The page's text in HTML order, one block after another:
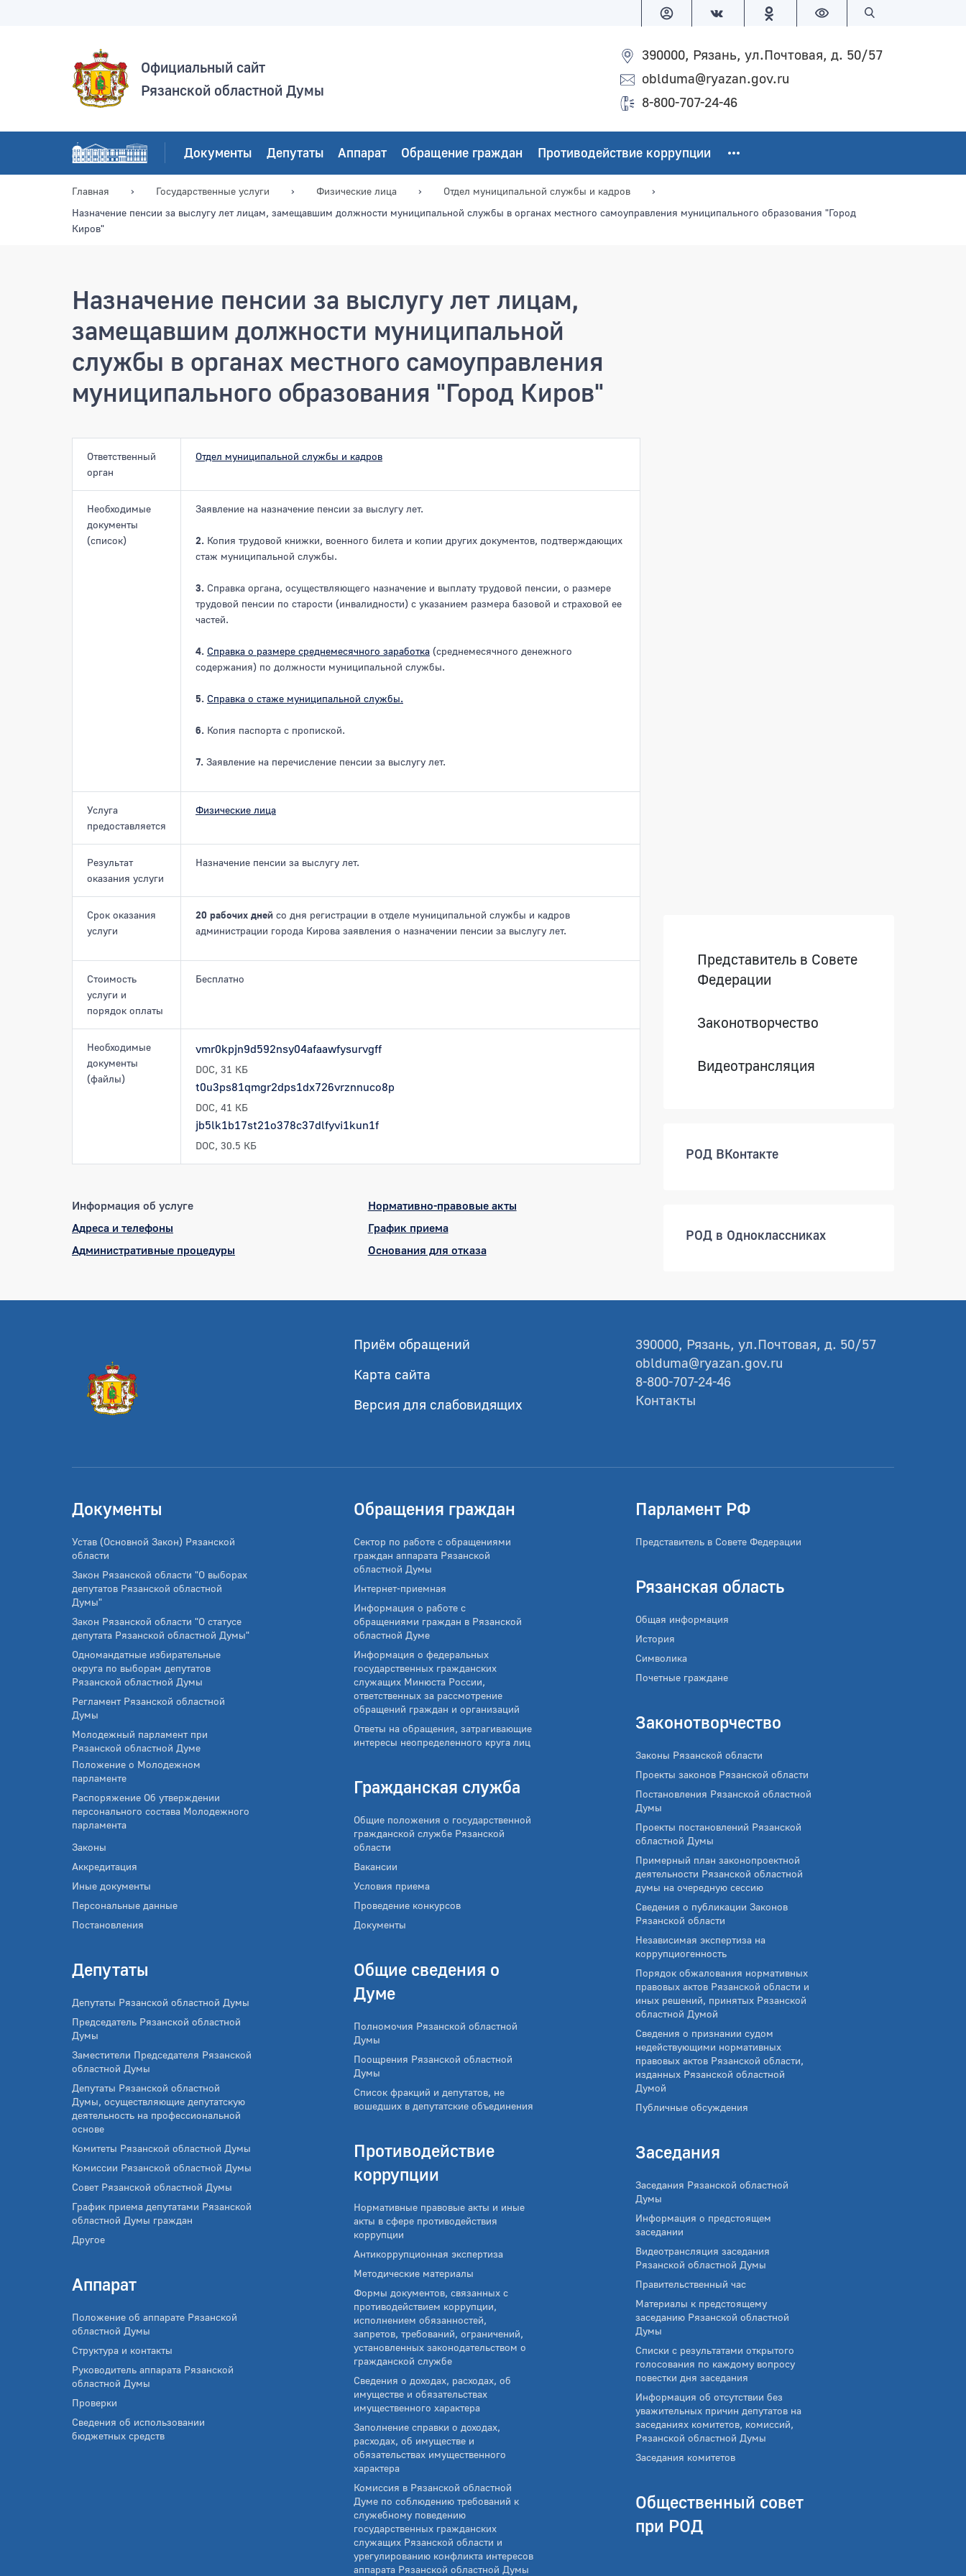
Версия для слабовидящих
Официальный сайт
Рязанской областной Думы
390000, Рязань, ул.Почтовая, д. 50/57
oblduma@ryazan.gov.ru
8-800-707-24-46
Документы Депутаты Аппарат Обращение граждан Противодействие коррупции
Главная Государственные услуги Физические лица
Отдел муниципальной службы и кадров
Назначение пенсии за выслугу лет лицам, замещавшим должности муниципальной службы в органах местного самоуправления муниципального образования "Город
Киров"
Назначение пенсии за выслугу лет лицам,
замещавшим должности муниципальной
службы в органах местного самоуправления
муниципального образования "Город Киров"
Ответственный
орган
Отдел муниципальной службы и кадров
Необходимые
документы
(список)
Заявление на назначение пенсии за выслугу лет.
2. Копия трудовой книжки, военного билета и копии других документов, подтверждающих
стаж муниципальной службы.
3. Справка органа, осуществляющего назначение и выплату трудовой пенсии, о размере
трудовой пенсии по старости (инвалидности) с указанием размера базовой и страховой ее
частей.
4. Справка о размере среднемесячного заработка (среднемесячного денежного
содержания) по должности муниципальной службы.
5. Справка о стаже муниципальной службы.
6. Копия паспорта с пропиской.
7. Заявление на перечисление пенсии за выслугу лет.
Услуга
предоставляется
Физические лица
Результат
оказания услуги
Назначение пенсии за выслугу лет.
Cрок оказания
услуги
20 рабочих дней со дня регистрации в отделе муниципальной службы и кадров
администрации города Кирова заявления о назначении пенсии за выслугу лет.
Стоимость
услуги и
порядок оплаты
Бесплатно
Необходимые
документы
(файлы)
vmr0kpjn9d592nsy04afaawfysurvgff
DOC, 31 КБ
t0u3ps81qmgr2dps1dx726vrznnuco8p
DOC, 41 КБ
jb5lk1b17st21o378c37dlfyvi1kun1f
DOC, 30.5 КБ
Информация об услуге
Нормативно-правовые акты
Адреса и телефоны
График приема
Административные процедуры
Основания для отказа
Представитель в Совете
Федерации
Законотворчество
Видеотрансляция
РОД ВКонтакте
РОД в Одноклассниках
Приём обращений
Карта сайта
Версия для слабовидящих
390000, Рязань, ул.Почтовая, д. 50/57
oblduma@ryazan.gov.ru
8-800-707-24-46
Контакты
Документы
Устав (Основной Закон) Рязанской
области
Закон Рязанской области "О выборах
депутатов Рязанской областной
Думы"
Закон Рязанской области "О статусе
депутата Рязанской областной Думы"
Одномандатные избирательные
округа по выборам депутатов
Рязанской областной Думы
Регламент Рязанской областной
Думы
Молодежный парламент при
Рязанской областной Думе
Положение о Молодежном
парламенте
Распоряжение Об утверждении
персонального состава Молодежного
парламента
Законы
Аккредитация
Иные документы
Персональные данные
Постановления
Депутаты
Депутаты Рязанской областной Думы
Председатель Рязанской областной
Думы
Заместители Председателя Рязанской
областной Думы
Депутаты Рязанской областной
Думы, осуществляющие депутатскую
деятельность на профессиональной
основе
Комитеты Рязанской областной Думы
Комиссии Рязанской областной Думы
Совет Рязанской областной Думы
График приема депутатами Рязанской
областной Думы граждан
Другое
Аппарат
Положение об аппарате Рязанской
областной Думы
Структура и контакты
Руководитель аппарата Рязанской
областной Думы
Проверки
Сведения об использовании
бюджетных средств
Обращения граждан
Сектор по работе с обращениями
граждан аппарата Рязанской
областной Думы
Интернет-приемная
Информация о работе с
обращениями граждан в Рязанской
областной Думе
Информация о федеральных
государственных гражданских
служащих Минюста России,
ответственных за рассмотрение
обращений граждан и организаций
Ответы на обращения, затрагивающие
интересы неопределенного круга лиц
Гражданская служба
Общие положения о государственной
гражданской службе Рязанской
области
Вакансии
Условия приема
Проведение конкурсов
Документы
Общие сведения о
Думе
Полномочия Рязанской областной
Думы
Поощрения Рязанской областной
Думы
Список фракций и депутатов, не
вошедших в депутатские объединения
Противодействие
коррупции
Нормативные правовые акты и иные
акты в сфере противодействия
коррупции
Антикоррупционная экспертиза
Методические материалы
Формы документов, связанных с
противодействием коррупции,
исполнением обязанностей,
запретов, требований, ограничений,
установленных законодательством о
гражданской службе
Сведения о доходах, расходах, об
имуществе и обязательствах
имущественного характера
Заполнение справки о доходах,
расходах, об имуществе и
обязательствах имущественного
характера
Комиссия в Рязанской областной
Думе по соблюдению требований к
служебному поведению
государственных гражданских
служащих Рязанской области и
урегулированию конфликта интересов
аппарата Рязанской областной Думы
Парламент РФ
Представитель в Совете Федерации
Рязанская область
Общая информация
История
Символика
Почетные граждане
Законотворчество
Законы Рязанской области
Проекты законов Рязанской области
Постановления Рязанской областной
Думы
Проекты постановлений Рязанской
областной Думы
Примерный план законопроектной
деятельности Рязанской областной
думы на очередную сессию
Сведения о публикации Законов
Рязанской области
Независимая экспертиза на
коррупциогенность
Порядок обжалования нормативных
правовых актов Рязанской области и
иных решений, принятых Рязанской
областной Думой
Сведения о признании судом
недействующими нормативных
правовых актов Рязанской области,
изданных Рязанской областной
Думой
Публичные обсуждения
Заседания
Заседания Рязанской областной
Думы
Информация о предстоящем
заседании
Видеотрансляция заседания
Рязанской областной Думы
Правительственный час
Материалы к предстоящему
заседанию Рязанской областной
Думы
Списки с результатами открытого
голосования по каждому вопросу
повестки дня заседания
Информация об отсутствии без
уважительных причин депутатов на
заседаниях комитетов, комиссий,
Рязанской областной Думы
Заседания комитетов
Общественный совет
при РОД